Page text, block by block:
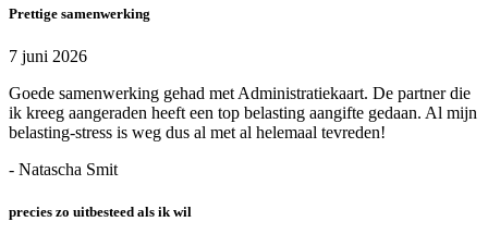
Prettige samenwerking
7 juni 2026
Goede samenwerking gehad met Administratiekaart. De partner die
ik kreeg aangeraden heeft een top belasting aangifte gedaan. Al mijn
belasting-stress is weg dus al met al helemaal tevreden!
- Natascha Smit
precies zo uitbesteed als ik wil